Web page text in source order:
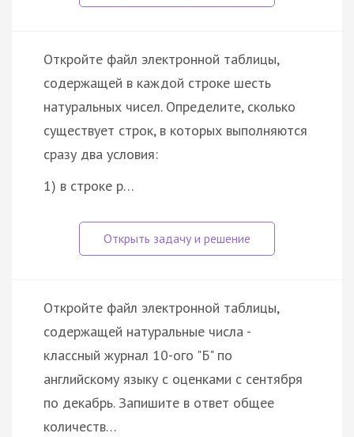
Откройте файл электронной таблицы,
содержащей в каждой строке шесть
натуральных чисел. Определите, сколько
существует строк, в которых выполняются
сразу два условия:
1) в строке р…
Откройте файл электронной таблицы,
содержащей натуральные числа -
классный журнал 10-ого "Б" по
английскому языку с оценками с сентября
по декабрь. Запишите в ответ общее
количеств…